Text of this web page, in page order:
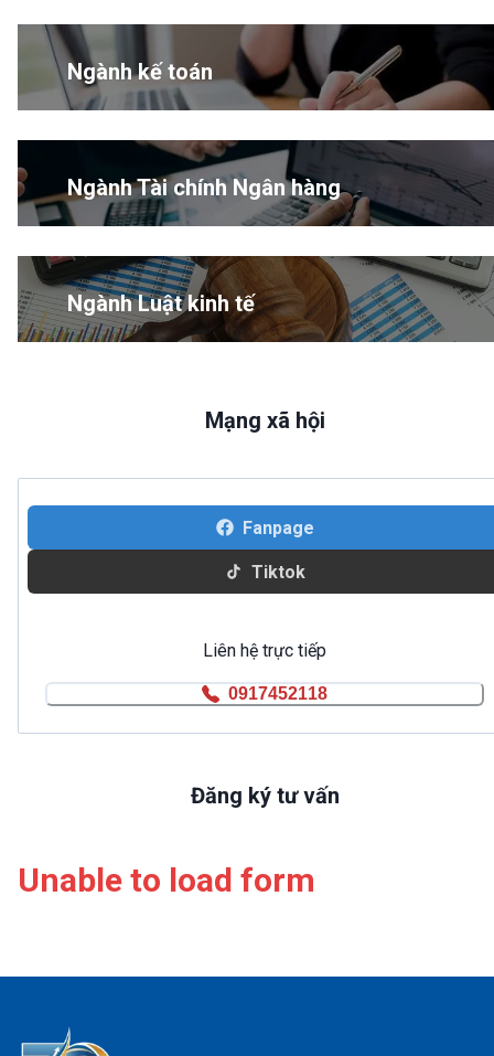
Ngành kế toán
Ngành Tài chính Ngân hàng
Ngành Luật kinh tế
Mạng xã hội
Fanpage
Tiktok
Liên hệ trực tiếp
0917452118
Đăng ký tư vấn
Unable to load form